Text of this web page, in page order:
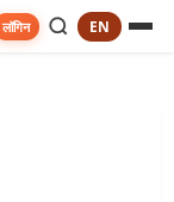
लॉगिन EN